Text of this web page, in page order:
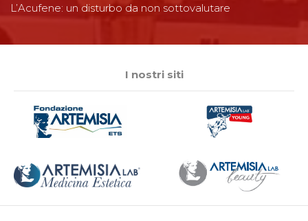
L’Acufene: un disturbo da non sottovalutare
I nostri siti